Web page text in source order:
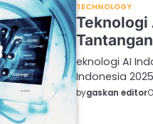
TECHNOLOGY
Teknologi
eknologi AI
Indonesia
bygaskan editor